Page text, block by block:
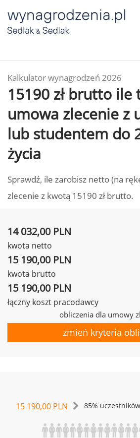
Kalkulator wynagrodzeń 2026
15190 zł brutto
umowa zlecenie z
lub studentem do
życia
Sprawdź, ile zarobisz netto (na
zlecenie z kwotą 15190 zł brutto.
14 032,00 PLN
kwota netto
15 190,00 PLN
kwota brutto
15 190,00 PLN
łączny koszt pracodawcy
obliczenia dla umowy
zmień kryteria
15 190,00 PLN 85%